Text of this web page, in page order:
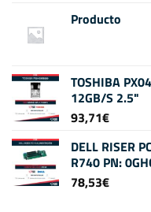
Producto
TOSHIBA
12GB/S 2.5"
93,71€
DELL RISER
R740 PN:
78,53€